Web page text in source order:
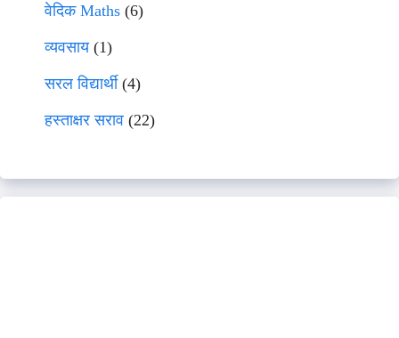
वेदिक Maths (6)
व्यवसाय(1)
सरल विद्यार्थी(4)
हस्ताक्षर सराव (22)